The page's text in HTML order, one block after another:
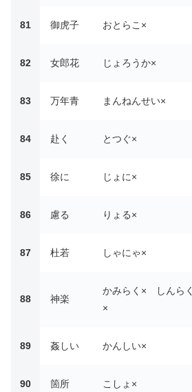
81 御虎子 おとらこ×
82 女郎花 じょろうか×
83 万年青 まんねんせい×
84 赴く とつぐ×
85 徐に じょに×
86 慮る りょる×
87 杜若 しゃにゃ×
88 神楽
かみらく× しんらく
×
89 姦しい かんしい×
90 箇所 こしょ×